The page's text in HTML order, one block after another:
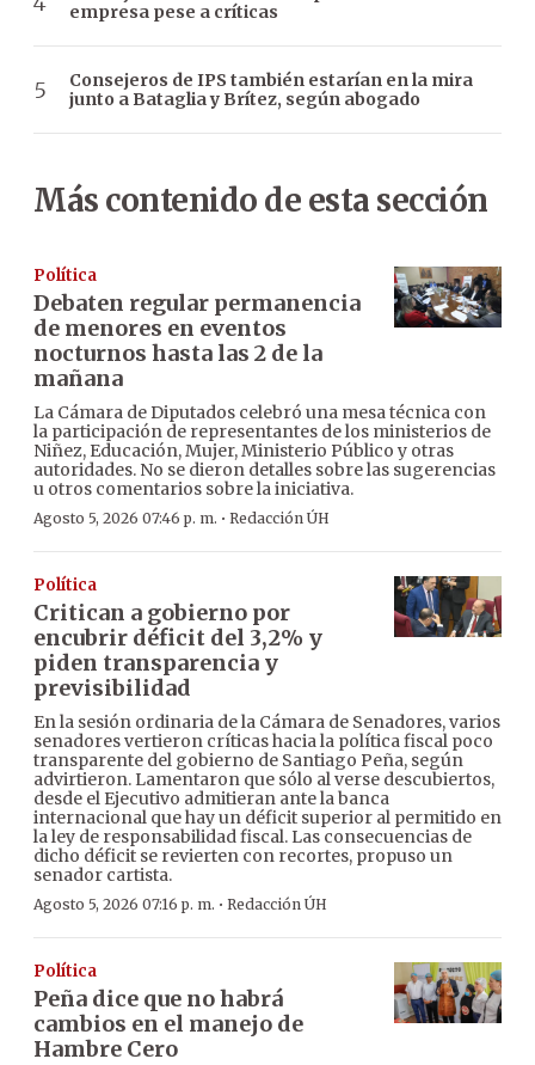
empresa pese a críticas
Consejeros de IPS también estarían en la mira
junto a Bataglia y Brítez, según abogado
Más contenido de esta sección
Política
Debaten regular permanencia
de menores en eventos
nocturnos hasta las 2 de la
mañana
La Cámara de Diputados celebró una mesa técnica con
la participación de representantes de los ministerios de
Niñez, Educación, Mujer, Ministerio Público y otras
autoridades. No se dieron detalles sobre las sugerencias
u otros comentarios sobre la iniciativa.
Agosto 5, 2026 07:46 p. m. · Redacción ÚH
Política
Critican a gobierno por
encubrir déficit del 3,2% y
piden transparencia y
previsibilidad
En la sesión ordinaria de la Cámara de Senadores, varios
senadores vertieron críticas hacia la política fiscal poco
transparente del gobierno de Santiago Peña, según
advirtieron. Lamentaron que sólo al verse descubiertos,
desde el Ejecutivo admitieran ante la banca
internacional que hay un déficit superior al permitido en
la ley de responsabilidad fiscal. Las consecuencias de
dicho déficit se revierten con recortes, propuso un
senador cartista.
Agosto 5, 2026 07:16 p. m. · Redacción ÚH
Política
Peña dice que no habrá
cambios en el manejo de
Hambre Cero